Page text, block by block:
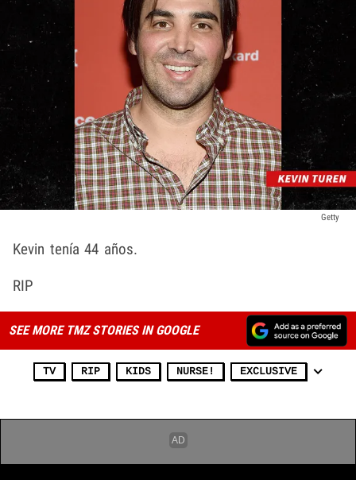
Getty
Kevin tenía 44 años.
RIP
SEE MORE TMZ STORIES IN GOOGLE
TV RIP KIDS NURSE! EXCLUSIVE